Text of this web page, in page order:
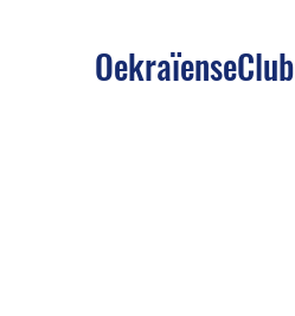
OekraïenseClub